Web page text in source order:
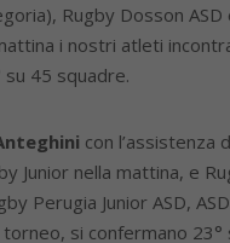
Rugby Dosson
i nostri atleti
45 squadre.
con l’assistenza
Junior nella mattina, e
Perugia Junior ASD,
si confermano 23°